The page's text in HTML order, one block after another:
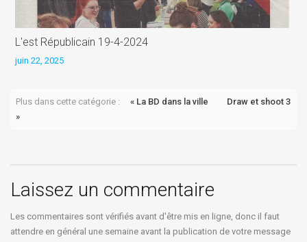
L'est Républicain 19-4-2024
juin 22, 2025
Plus dans cette catégorie : « La BD dans la ville
Draw et shoot 3
»
Laissez un commentaire
Les commentaires sont vérifiés avant d'être mis en ligne, donc il faut
attendre en général une semaine avant la publication de votre message